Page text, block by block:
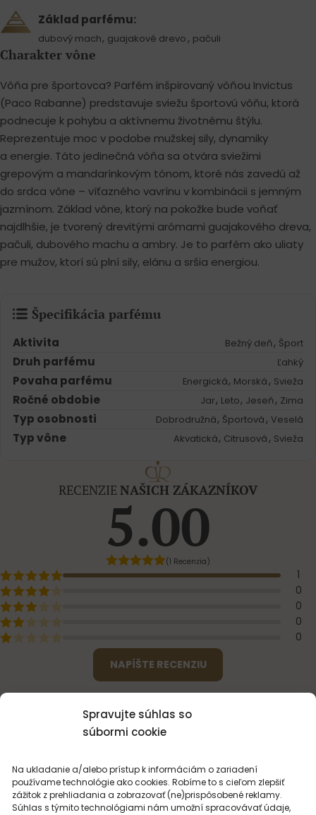
Spravujte súhlas so
súbormi cookie
Na ukladanie a/alebo prístup k informáciám o zariadení
používame technológie ako cookies. Robíme to s cieľom zlepšiť
zážitok z prehliadania a zobrazovať (ne)prispôsobené reklamy.
Súhlas s týmito technológiami nám umožní spracovávať údaje,
Základ parfému:
dubový mach, guajakové drevo, pačuli
Charakter vône
Vôňa pre športovca? Parfém inšpirovaný vôňou Invictus
(Paco Rabanne) predstavuje sviežu športovú vôňu, ktorá
podnecuje k pohybu a aktívnemu životnému štýlu.
Reprezentuje moc v podobe mužskej sily, dynamiky
a energie. Táto jedinečná vôňa sa otvára sviežimi
grepovým a mandarínkovým tónom, ktoré nás zavedú až
do srdca vône – víťazného vavrínu v kombinácii s jemným
jazmínom. Základ vône, ktorý na pokožke bude voňať
najdlhšie, je tvorený drevitými arómami guajakového dreva,
pačuli, dubového machu a ambry. Je to parfém ako uliaty
pre mužov, ktorí sú plní sily, elánu a sršia energiou.
Špecifikácia parfému
Aktivita Bežný deň, Šport
Druh parfému Ľahký
Povaha parfému Energická, Morská, Svieža
Ročné obdobie Jar, Leto, Jeseň, Zima
Typ osobnosti Dobrodružná, Športová, Veselá
Typ vône Akvatická, Citrusová, Svieža
RECENZIE NAŠICH ZÁKAZNÍKOV
5.00
(1 Recenzia)
1
0
0
0
0
NAPÍŠTE RECENZIU
celej ponuky. A nielen čo sa týka samotZobraziť celú
recenziu